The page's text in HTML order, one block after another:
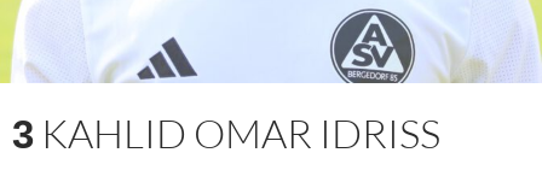
3 KAHLID OMAR IDRISS